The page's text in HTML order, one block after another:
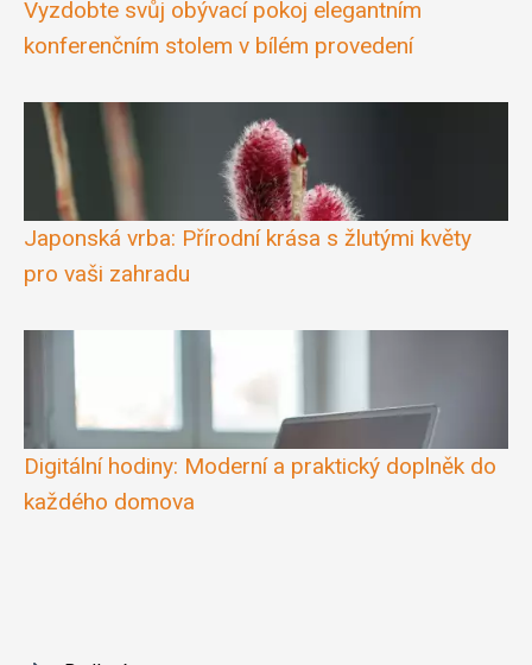
Vyzdobte svůj obývací pokoj elegantním
konferenčním stolem v bílém provedení
Japonská vrba: Přírodní krása s žlutými květy
pro vaši zahradu
Digitální hodiny: Moderní a praktický doplněk do
každého domova